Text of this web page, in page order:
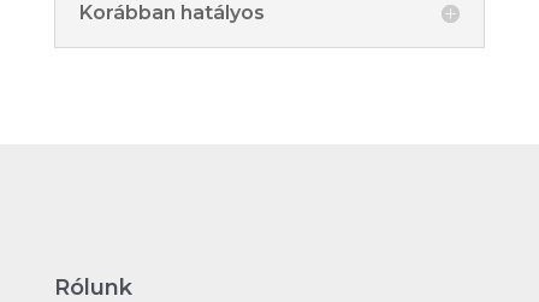
Korábban hatályos
Rólunk